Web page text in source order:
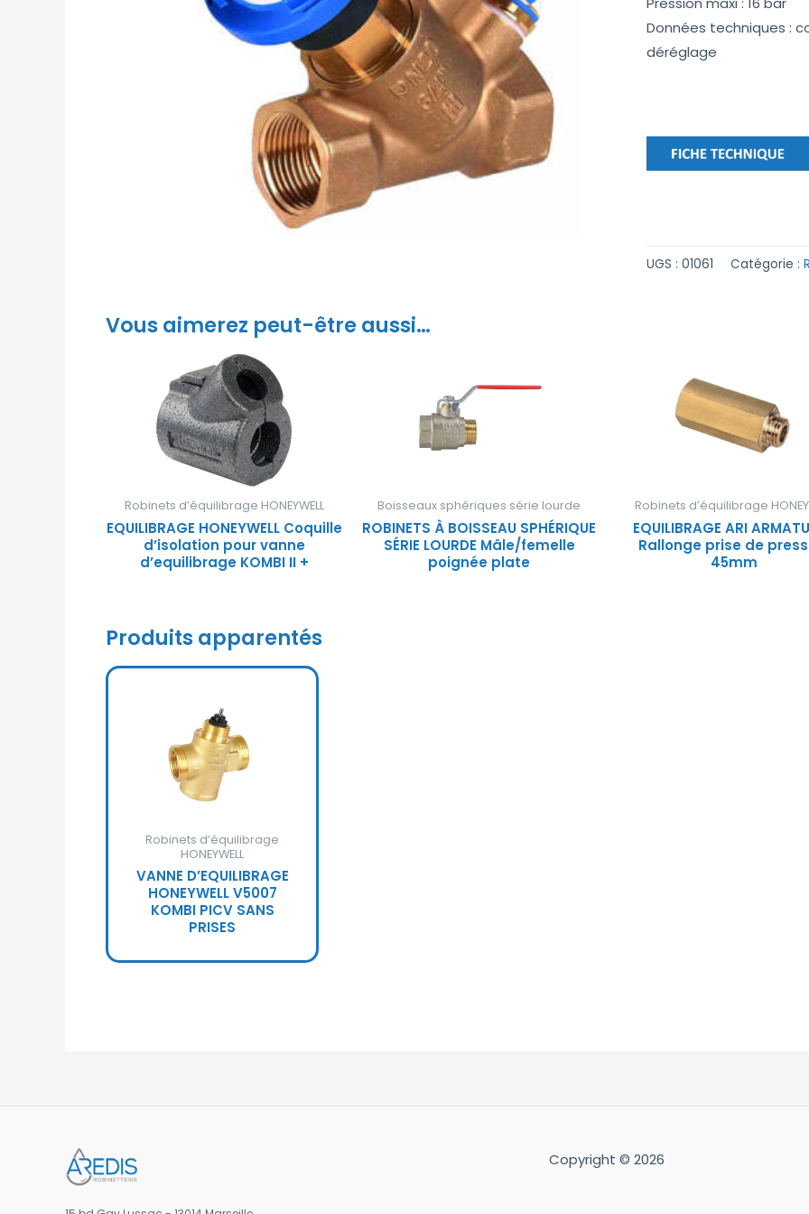
Données techniques :
déréglage
UGS :01061 Catégorie :
Vous aimerez peut-être aussi…
Robinets d’équilibrage HONEYWELL
EQUILIBRAGE HONEYWELL Coquille
d’isolation pour vanne
d’equilibrage KOMBI II +
Boisseaux sphériques série lourde
ROBINETS À BOISSEAU SPHÉRIQUE
SÉRIE LOURDE Mâle/femelle
poignée plate
Robinets d’équilibrage
EQUILIBRAGE ARI
Rallonge prise de
45mm
Produits apparentés
Robinets d’équilibrage
HONEYWELL
VANNE D’EQUILIBRAGE
HONEYWELL V5007
KOMBI PICV SANS
PRISES
Copyright © 2026